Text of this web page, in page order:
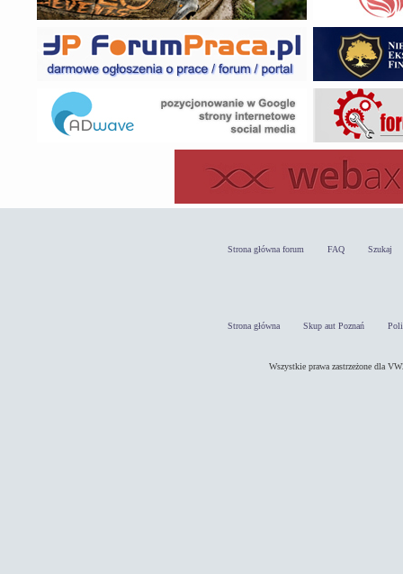
Strona główna forum FAQ Szukaj
Strona główna Skup aut Poznań
Wszystkie prawa zastrzeżone dla